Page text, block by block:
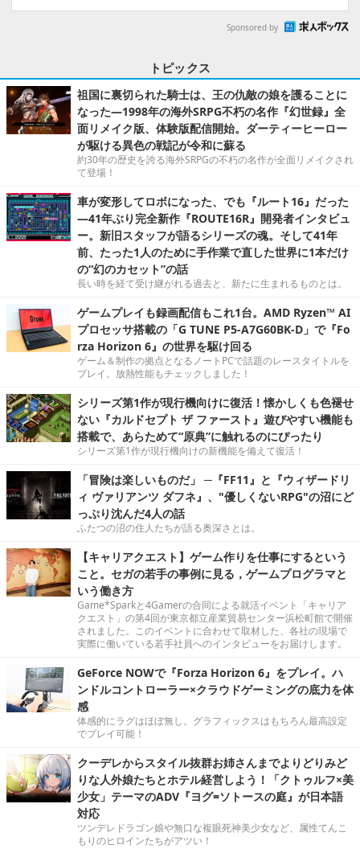
Sponsored by
トピックス
祖国に裏切られた騎士は、王の仇敵の娘を護ることに
なった―1998年の海外SRPG不朽の名作『幻世録』全
面リメイク版、体験版配信開始。ダーティーヒーロー
が駆ける異色の戦記が令和に蘇る
約30年の歴史を誇る海外SRPGの不朽の名作が全面リメイクされ
て登場！
車が変形してロボになった、でも『ルート16』だった
―41年ぶり完全新作『ROUTE16R』開発者インタビュ
ー。新旧スタッフが語るシリーズの魂。そして41年
前、たった1人のために手作業で直した世界に1本だけ
の“幻のカセット”の話
長い時を経て受け継がれる過去と、新たに生まれるものとは。
ゲームプレイも録画配信もこれ1台。AMD Ryzen™ AI
プロセッサ搭載の「G TUNE P5-A7G60BK-D」で『Fo
rza Horizon 6』の世界を駆け回る
ゲーム＆制作の拠点となるノートPCで話題のレースタイトルを
プレイ。放熱性能もチェックしました！
シリーズ第1作が現行機向けに復活！懐かしくも色褪せ
ない『カルドセプト ザ ファースト』遊びやすい機能も
搭載で、あらためて“原典”に触れるのにぴったり
シリーズ第1作が現行機向けの新機能を備えて復活！
「冒険は楽しいものだ」 ─『FF11』と『ウィザードリ
ィ ヴァリアンツ ダフネ』、"優しくないRPG"の沼にど
っぷり沈んだ4人の話
ふたつの沼の住人たちが語る奥深さとは。
【キャリアクエスト】ゲーム作りを仕事にするという
こと。セガの若手の事例に見る，ゲームプログラマと
いう働き方
Game*Sparkと4Gamerの合同による就活イベント「キャリア
クエスト」の第4回が東京都立産業貿易センター浜松町館で開催
されました。このイベントに合わせて取材した、各社の現場で
実際に働いている若手社員へのインタビューをお届けします。
GeForce NOWで『Forza Horizon 6』をプレイ。ハ
ンドルコントローラー×クラウドゲーミングの底力を体
感
体感的にラグはほぼ無し。グラフィックスはもちろん最高設定
でプレイ可能！
クーデレからスタイル抜群お姉さんまでよりどりみど
りな人外娘たちとホテル経営しよう！「クトゥルフ×美
少女」テーマのADV『ヨグ=ソトースの庭』が日本語
対応
ツンデレドラゴン娘や無口な複眼死神美少女など、属性てんこ
もりのヒロインたちがアツい！